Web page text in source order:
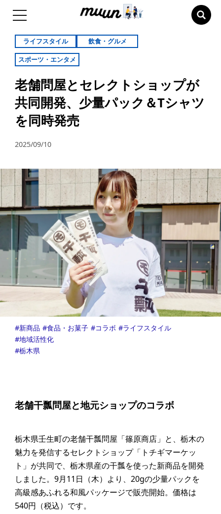
ライフスタイル 飲食・グルメ
スポーツ・エンタメ
老舗問屋とセレクトショップが
共同開発、少量パック＆Tシャツ
を同時発売
2025/09/10
新商品 食品・お菓子 コラボ
ライフスタイル
地域活性化
栃木県
老舗干瓢問屋と地元ショップのコラボ
栃木県壬生町の老舗干瓢問屋「篠原商店」と、栃木の
魅力を発信するセレクトショップ「トチギマーケッ
ト」が共同で、栃木県産の干瓢を使った新商品を開発
しました。9月11日（木）より、20gの少量パックを
高級感あふれる和風パッケージで販売開始。価格は
540円（税込）です。